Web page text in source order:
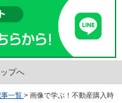
プへ
一覧 > 画像で学ぶ！不動産購入時